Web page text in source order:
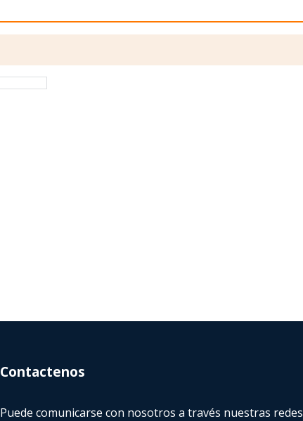
Contactenos
Puede comunicarse con nosotros a través nuestras redes